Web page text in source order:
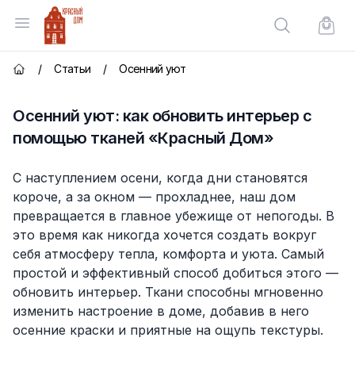
Открыть меню
Красный Дом
Поиск по
Главная страница
/ Статьи / Осенний уют
Осенний уют: как обновить интерьер с
помощью тканей «Красный Дом»
С наступлением осени, когда дни становятся
короче, а за окном — прохладнее, наш дом
превращается в главное убежище от непогоды. В
это время как никогда хочется создать вокруг
себя атмосферу тепла, комфорта и уюта. Самый
простой и эффективный способ добиться этого —
обновить интерьер. Ткани способны мгновенно
изменить настроение в доме, добавив в него
осенние краски и приятные на ощупь текстуры.